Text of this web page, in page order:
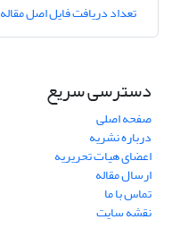
تعداد دریافت فایل اصل مقاله
دسترسی سریع
صفحه اصلی
درباره نشریه
اعضای هیات تحریریه
ارسال مقاله
تماس با ما
نقشه سایت